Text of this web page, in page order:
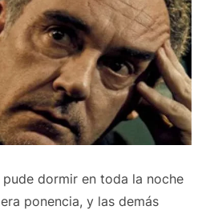
dormir en toda la noche
ponencia, y las demás